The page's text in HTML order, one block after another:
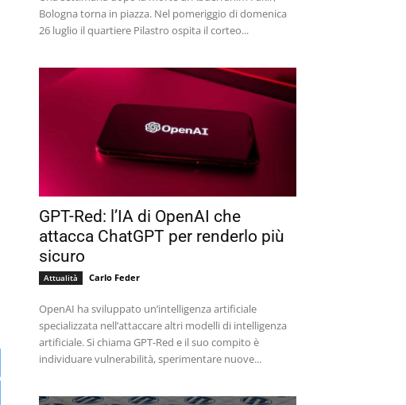
Bologna torna in piazza. Nel pomeriggio di domenica
26 luglio il quartiere Pilastro ospita il corteo...
GPT-Red: l’IA di OpenAI che
attacca ChatGPT per renderlo più
sicuro
Attualità Carlo Feder
OpenAI ha sviluppato un’intelligenza artificiale
specializzata nell’attaccare altri modelli di intelligenza
artificiale. Si chiama GPT-Red e il suo compito è
individuare vulnerabilità, sperimentare nuove...